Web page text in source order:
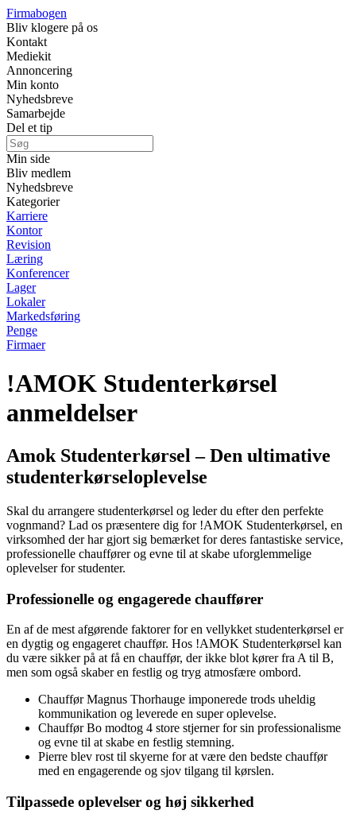
Firmabogen
Bliv klogere på os
Kontakt
Mediekit
Annoncering
Min konto
Nyhedsbreve
Samarbejde
Del et tip
Min side
Bliv medlem
Nyhedsbreve
Kategorier
Karriere
Kontor
Revision
Læring
Konferencer
Lager
Lokaler
Markedsføring
Penge
Firmaer
!AMOK Studenterkørsel
anmeldelser
Amok Studenterkørsel – Den ultimative
studenterkørseloplevelse
Skal du arrangere studenterkørsel og leder du efter den perfekte
vognmand? Lad os præsentere dig for !AMOK Studenterkørsel, en
virksomhed der har gjort sig bemærket for deres fantastiske service,
professionelle chauffører og evne til at skabe uforglemmelige
oplevelser for studenter.
Professionelle og engagerede chauffører
En af de mest afgørende faktorer for en vellykket studenterkørsel er
en dygtig og engageret chauffør. Hos !AMOK Studenterkørsel kan
du være sikker på at få en chauffør, der ikke blot kører fra A til B,
men som også skaber en festlig og tryg atmosfære ombord.
Chauffør Magnus Thorhauge imponerede trods uheldig
kommunikation og leverede en super oplevelse.
Chauffør Bo modtog 4 store stjerner for sin professionalisme
og evne til at skabe en festlig stemning.
Pierre blev rost til skyerne for at være den bedste chauffør
med en engagerende og sjov tilgang til kørslen.
Tilpassede oplevelser og høj sikkerhed